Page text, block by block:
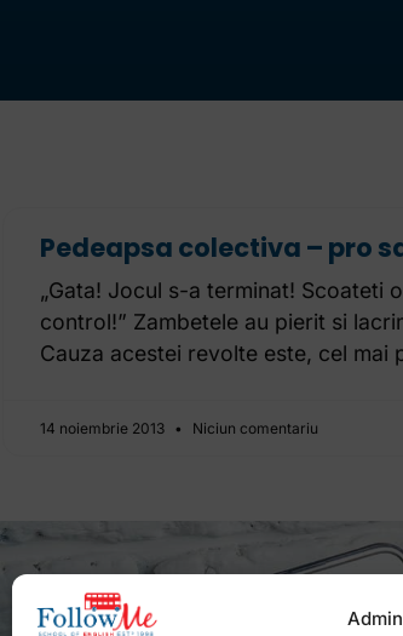
Pedeapsa colectiva – pro
„Gata! Jocul s-a terminat! Scoateti
control!” Zambetele au pierit si
Cauza acestei revolte este, cel mai
14 noiembrie 2013 Niciun comentariu